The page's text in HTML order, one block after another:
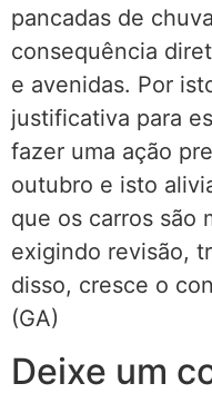
pancadas de
consequência
e avenidas. Por
justificativa para
fazer uma ação
outubro e isto
que os carros são
exigindo revisão,
disso, cresce o
(GA)
Deixe um